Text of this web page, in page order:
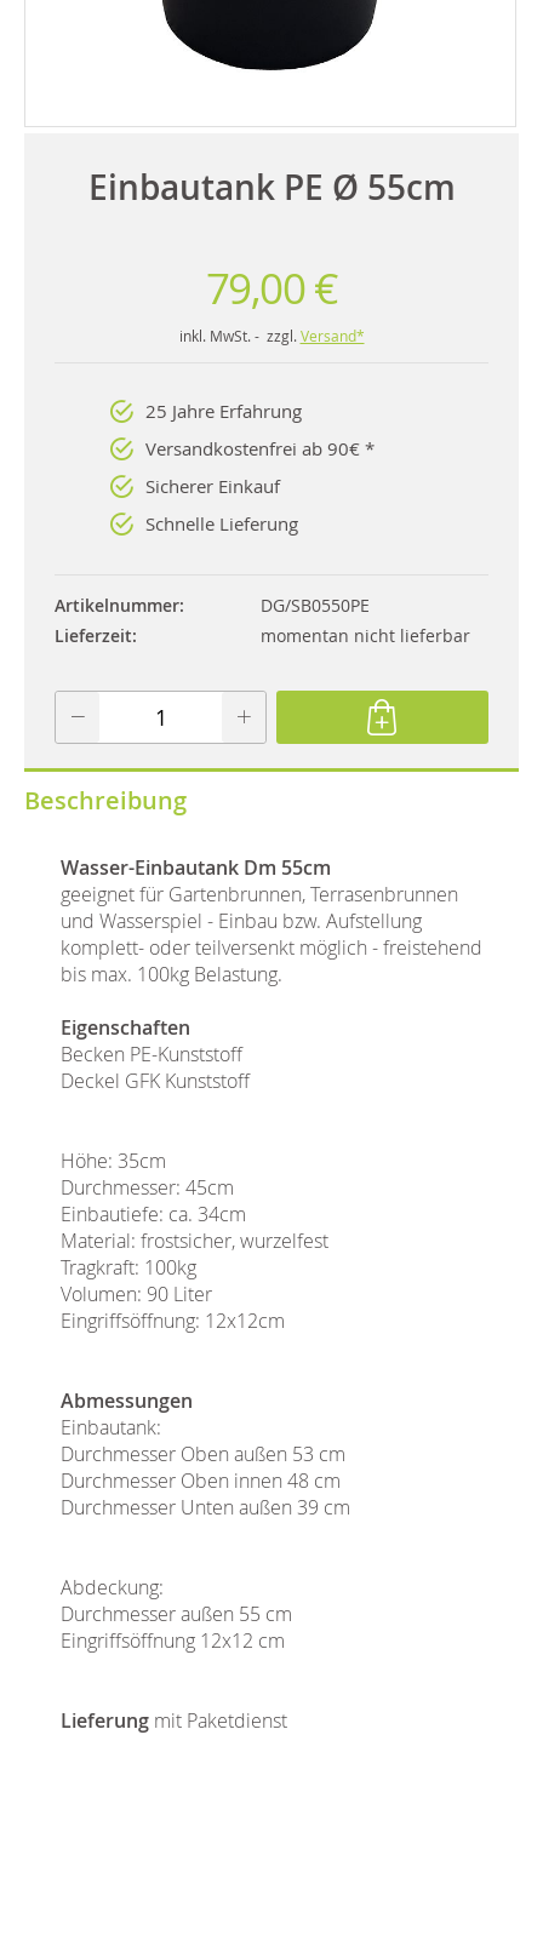
Einbautank PE Ø 55cm
79,00 €
inkl. MwSt. - zzgl. Versand*
25 Jahre Erfahrung
Versandkostenfrei ab 90€ *
Sicherer Einkauf
Schnelle Lieferung
Artikelnummer
DG/SB0550PE
Lieferzeit
momentan nicht lieferbar
Beschreibung
Wasser-Einbautank Dm 55cm
geeignet für Gartenbrunnen, Terrasenbrunnen
und Wasserspiel - Einbau bzw. Aufstellung
komplett- oder teilversenkt möglich - freistehend
bis max. 100kg Belastung.
Eigenschaften
Becken PE-Kunststoff
Deckel GFK Kunststoff
Höhe: 35cm
Durchmesser: 45cm
Einbautiefe: ca. 34cm
Material: frostsicher, wurzelfest
Tragkraft: 100kg
Volumen: 90 Liter
Eingriffsöffnung: 12x12cm
Abmessungen
Einbautank:
Durchmesser Oben außen 53 cm
Durchmesser Oben innen 48 cm
Durchmesser Unten außen 39 cm
Abdeckung:
Durchmesser außen 55 cm
Eingriffsöffnung 12x12 cm
Lieferung mit Paketdienst